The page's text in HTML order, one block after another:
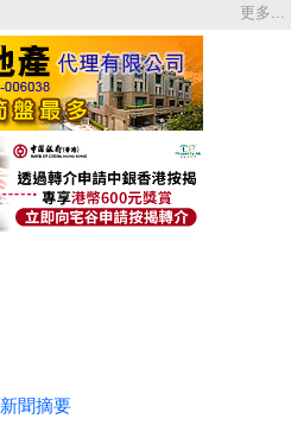
更多...
聞摘要